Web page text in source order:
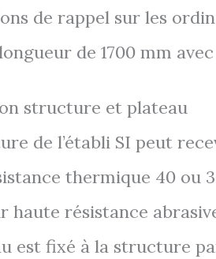
de rappel sur les
de 1700 mm
structure et plateau
de l’établi SI peut
thermique 40 ou
haute résistance
est fixé à la structure